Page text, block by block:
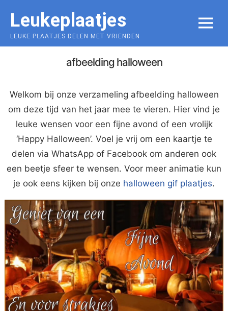
content
Leukeplaatjes
LEUKE PLAATJES DELEN MET VRIENDEN
MENU
afbeelding halloween
Welkom bij onze verzameling afbeelding halloween
om deze tijd van het jaar mee te vieren. Hier vind je
leuke wensen voor een fijne avond of een vrolijk
‘Happy Halloween’. Voel je vrij om een kaartje te
delen via WhatsApp of Facebook om anderen ook
een beetje sfeer te wensen. Voor meer animatie kun
je ook eens kijken bij onze halloween gif plaatjes.